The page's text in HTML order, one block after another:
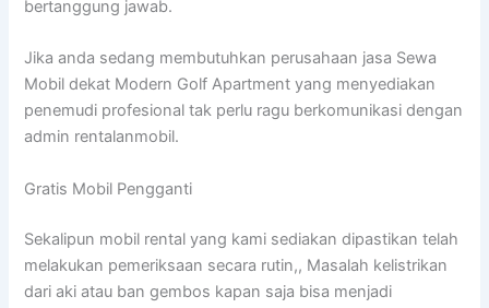
bertanggung jawab.
Jika anda sedang membutuhkan perusahaan jasa Sewa
Mobil dekat Modern Golf Apartment yang menyediakan
penemudi profesional tak perlu ragu berkomunikasi dengan
admin rentalanmobil.
Gratis Mobil Pengganti
Sekalipun mobil rental yang kami sediakan dipastikan telah
melakukan pemeriksaan secara rutin,, Masalah kelistrikan
dari aki atau ban gembos kapan saja bisa menjadi